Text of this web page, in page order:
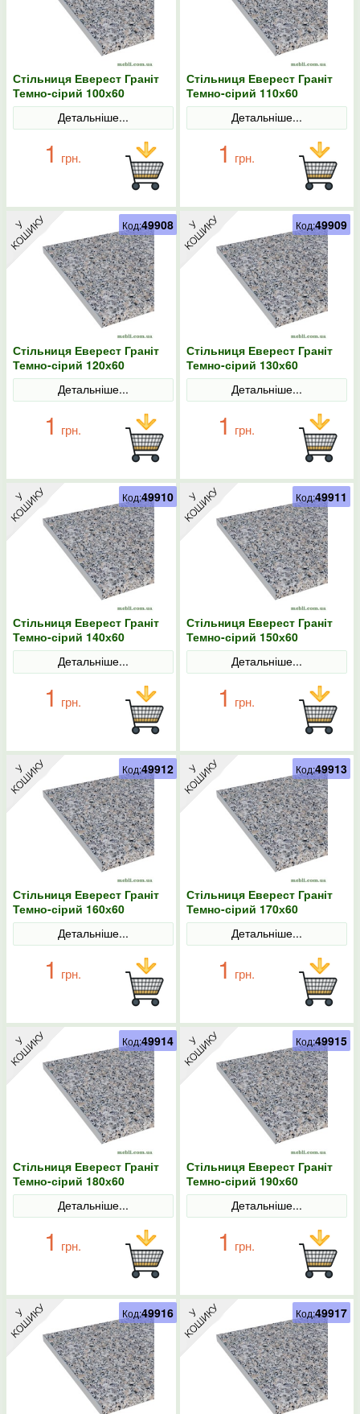
Стільниця Еверест Граніт
Темно-сірий 100х60
Детальніше...
1 грн.
Стільниця Еверест Граніт
Темно-сірий 110х60
Детальніше...
1 грн.
Стільниця Еверест Граніт
Темно-сірий 120х60
Детальніше...
1 грн.
Код:49908
Стільниця Еверест Граніт
Темно-сірий 130х60
Детальніше...
1 грн.
Код:49909
Стільниця Еверест Граніт
Темно-сірий 140х60
Детальніше...
1 грн.
Код:49910
Стільниця Еверест Граніт
Темно-сірий 150х60
Детальніше...
1 грн.
Код:49911
Стільниця Еверест Граніт
Темно-сірий 160х60
Детальніше...
1 грн.
Код:49912
Стільниця Еверест Граніт
Темно-сірий 170х60
Детальніше...
1 грн.
Код:49913
Стільниця Еверест Граніт
Темно-сірий 180х60
Детальніше...
1 грн.
Код:49914
Стільниця Еверест Граніт
Темно-сірий 190х60
Детальніше...
1 грн.
Код:49915
Код:49916 Код:49917